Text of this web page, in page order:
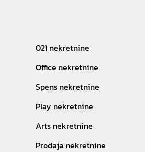
021 nekretnine
Office nekretnine
Spens nekretnine
Play nekretnine
Arts nekretnine
Prodaja nekretnine